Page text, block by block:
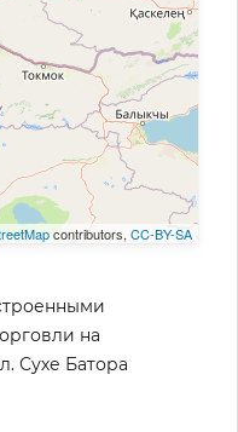
contributors, CC-BY-SA
на
Сухе Батора